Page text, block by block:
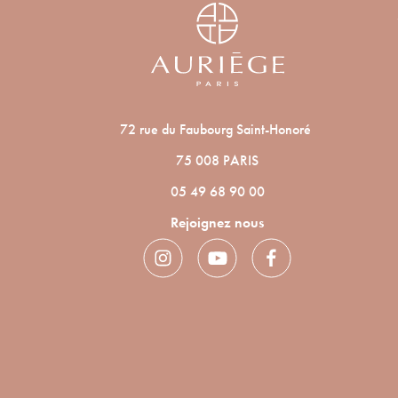
72 rue du Faubourg Saint-Honoré
75 008 PARIS
05 49 68 90 00
Rejoignez nous